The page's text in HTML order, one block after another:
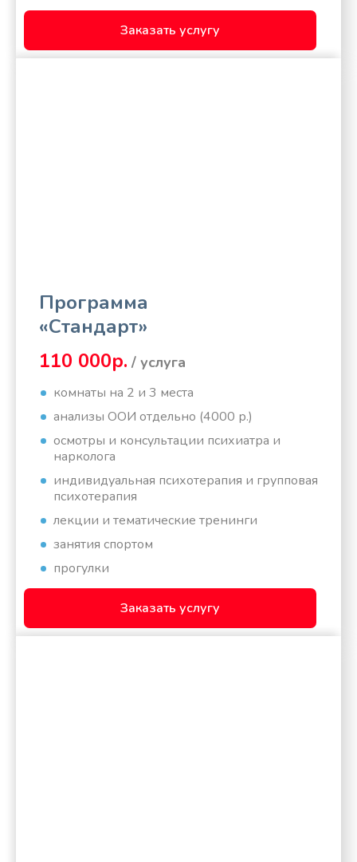
Заказать услугу
Программа
«Стандарт»
110 000р. / услуга
комнаты на 2 и 3 места
анализы ООИ отдельно (4000 р.)
осмотры и консультации психиатра и
нарколога
индивидуальная психотерапия и групповая
психотерапия
лекции и тематические тренинги
занятия спортом
прогулки
Заказать услугу